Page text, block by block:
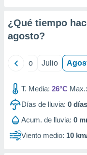
e
de
¿Qué tiempo
agosto?
Junio Julio
T. Media: 26°C Max.:
Días de lluvia: 0 días
Acum. de lluvia: 0
Viento medio: 10